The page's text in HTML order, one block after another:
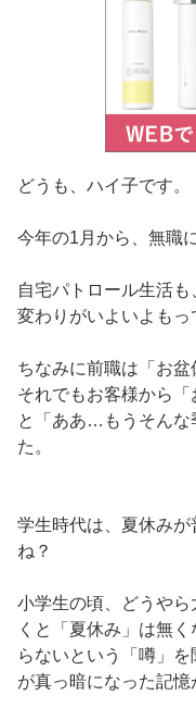
どうも、ハイ子です。
今年の1月から、無職
自宅パトロール生活
変わりがいよいよもっ
ちなみに前職は「お盆
それでもお客様から
と「ああ…もうそん
た。
学生時代は、夏休み
ね？
小学生の頃、どうや
くと「夏休み」は無
らないという「噂」
が真っ暗になった記憶